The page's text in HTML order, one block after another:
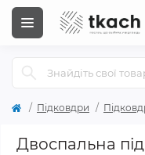
Підковдри
Двоспальна